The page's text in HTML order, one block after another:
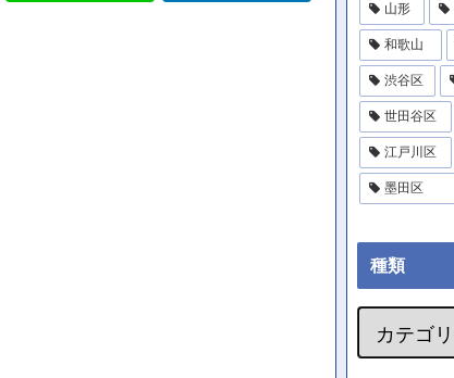
山形
和歌山
渋谷区
世田谷区
江戸川区
墨田区
種類